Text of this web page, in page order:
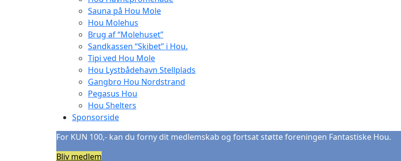
Sauna på Hou Mole
Hou Molehus
Brug af “Molehuset”
Sandkassen “Skibet” i Hou.
Tipi ved Hou Mole
Hou Lystbådehavn Stellplads
Gangbro Hou Nordstrand
Pegasus Hou
Hou Shelters
Sponsorside
For KUN 100,- kan du forny dit medlemskab og fortsat støtte foreningen Fantastiske Hou.
Bliv medlem